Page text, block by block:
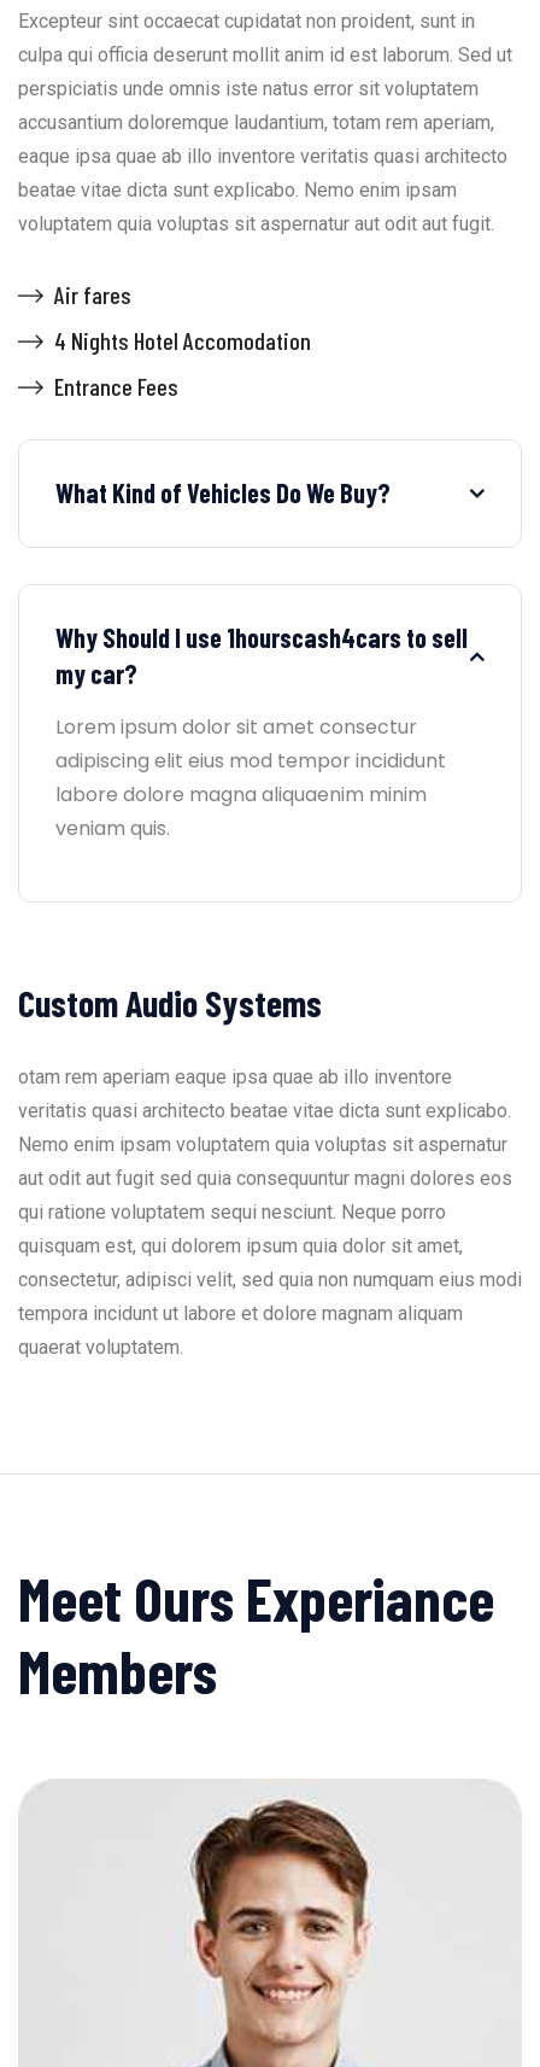
Excepteur sint occaecat cupidatat non proident, sunt in
culpa qui officia deserunt mollit anim id est laborum. Sed ut
perspiciatis unde omnis iste natus error sit voluptatem
accusantium doloremque laudantium, totam rem aperiam,
eaque ipsa quae ab illo inventore veritatis quasi architecto
beatae vitae dicta sunt explicabo. Nemo enim ipsam
voluptatem quia voluptas sit aspernatur aut odit aut fugit.
Air fares
4 Nights Hotel Accomodation
Entrance Fees
What Kind of Vehicles Do We Buy?
Why Should I use 1hourscash4cars to sell
my car?
Lorem ipsum dolor sit amet consectur
adipiscing elit eius mod tempor incididunt
labore dolore magna aliquaenim minim
veniam quis.
Custom Audio Systems
otam rem aperiam eaque ipsa quae ab illo inventore
veritatis quasi architecto beatae vitae dicta sunt explicabo.
Nemo enim ipsam voluptatem quia voluptas sit aspernatur
aut odit aut fugit sed quia consequuntur magni dolores eos
qui ratione voluptatem sequi nesciunt. Neque porro
quisquam est, qui dolorem ipsum quia dolor sit amet,
consectetur, adipisci velit, sed quia non numquam eius modi
tempora incidunt ut labore et dolore magnam aliquam
quaerat voluptatem.
Meet Ours Experiance
Members